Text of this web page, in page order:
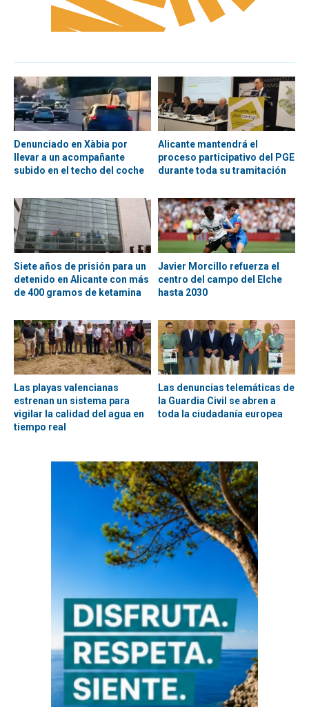
Denunciado en Xàbia por
llevar a un acompañante
subido en el techo del coche
Alicante mantendrá el
proceso participativo del PGE
durante toda su tramitación
Siete años de prisión para un
detenido en Alicante con más
de 400 gramos de ketamina
Javier Morcillo refuerza el
centro del campo del Elche
hasta 2030
Las playas valencianas
estrenan un sistema para
vigilar la calidad del agua en
tiempo real
Las denuncias telemáticas de
la Guardia Civil se abren a
toda la ciudadanía europea